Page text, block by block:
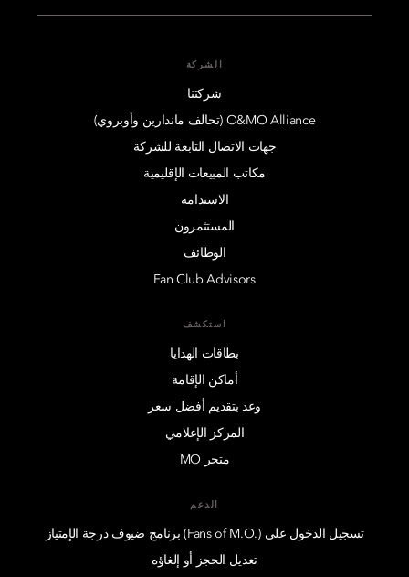
الشركة
شركتنا
O&MO Alliance (تحالف ماندارين وأوبروي)
جهات الاتصال التابعة للشركة
مكاتب المبيعات الإقليمية
الاستدامة
المستثمرون
الوظائف
Fan Club Advisors
استكشف
بطاقات الهدايا
أماكن الإقامة
وعد بتقديم أفضل سعر
المركز الإعلامي
متجر MO
الدعم
تسجيل الدخول على (.Fans of M.O) برنامج ضيوف درجة الإمتياز
تعديل الحجز أو إلغاؤه